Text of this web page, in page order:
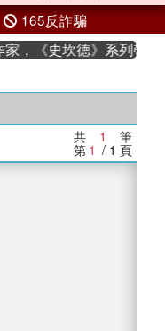
165反詐騙
《史坎德》系列帶你踏
共 1 筆
第 1 / 1 頁